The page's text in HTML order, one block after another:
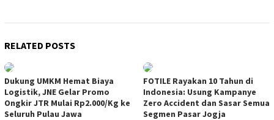
RELATED POSTS
Dukung UMKM Hemat Biaya
Logistik, JNE Gelar Promo
Ongkir JTR Mulai Rp2.000/Kg ke
Seluruh Pulau Jawa
FOTILE Rayakan 10 Tahun di
Indonesia: Usung Kampanye
Zero Accident dan Sasar Semua
Segmen Pasar Jogja